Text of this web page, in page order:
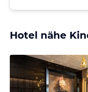
Hotel nähe